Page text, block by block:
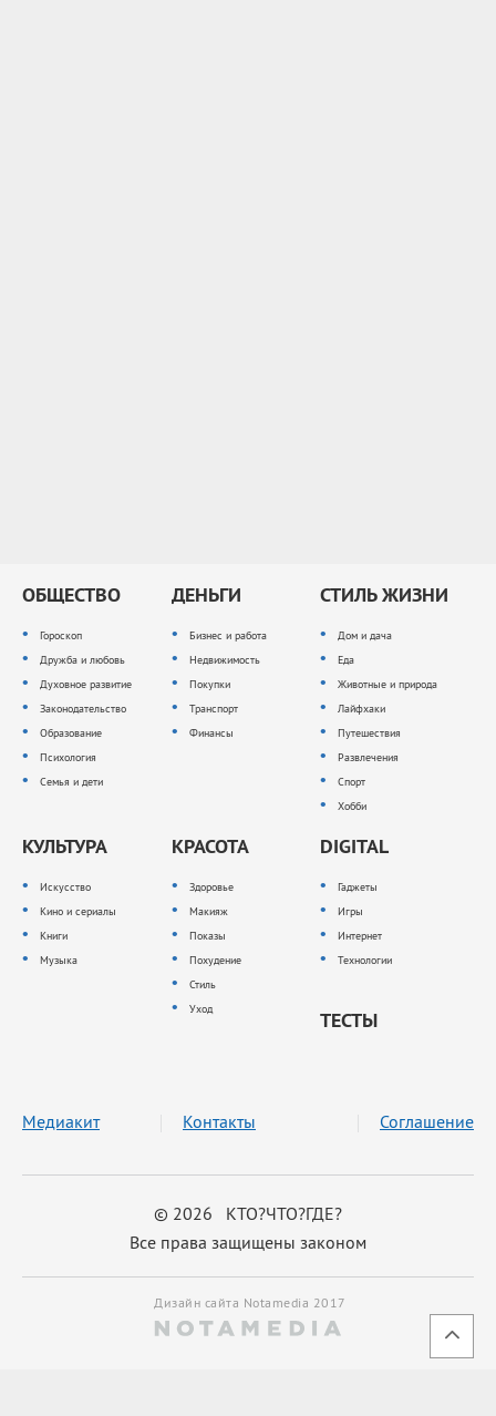
ОБЩЕСТВО
Гороскоп
Дружба и любовь
Духовное развитие
Законодательство
Образование
Психология
Семья и дети
ДЕНЬГИ
Бизнес и работа
Недвижимость
Покупки
Транспорт
Финансы
СТИЛЬ ЖИЗНИ
Дом и дача
Еда
Животные и природа
Лайфхаки
Путешествия
Развлечения
Спорт
Хобби
КУЛЬТУРА
Искусство
Кино и сериалы
Книги
Музыка
КРАСОТА
Здоровье
Макияж
Показы
Похудение
Стиль
Уход
DIGITAL
Гаджеты
Игры
Интернет
Технологии
ТЕСТЫ
© 2026 КТО?ЧТО?ГДЕ?
Все права защищены законом
Медиакит Контакты Соглашение
Дизайн сайта Notamedia 2017